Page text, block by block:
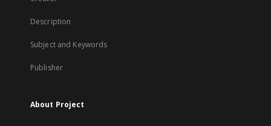
Description
Subject and Keywords
Publisher
About Project